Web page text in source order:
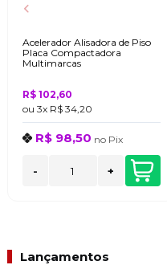
Acelerador Alisadora de Piso
Placa Compactadora
Multimarcas
R$ 102,60
ou 3x R$ 34,20
R$ 98,50 no Pix
- +
Lançamentos